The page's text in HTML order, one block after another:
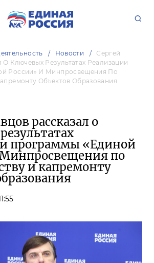
Новости
Сергей
О Ключевых Результатах Реализации
России» И Минпросвещения По
Объектов Образования
рассказал о
программы «Единой
по
и капремонту